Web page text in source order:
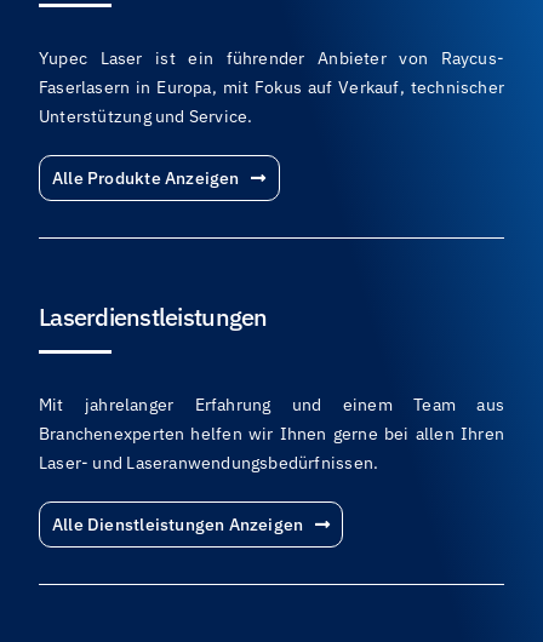
Yupec Laser ist ein führender Anbieter von Raycus-
Faserlasern in Europa, mit Fokus auf Verkauf, technischer
Unterstützung und Service.
Alle Produkte Anzeigen
Laserdienstleistungen
Mit jahrelanger Erfahrung und einem Team aus
Branchenexperten helfen wir Ihnen gerne bei allen Ihren
Laser- und Laseranwendungsbedürfnissen.
Alle Dienstleistungen Anzeigen